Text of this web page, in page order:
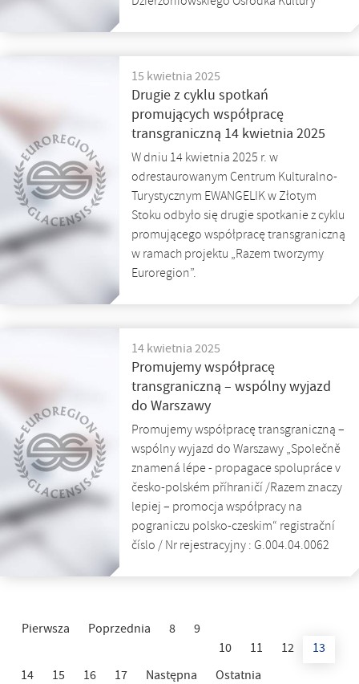
15 kwietnia 2025
Drugie z cyklu spotkań
promujących współpracę
transgraniczną 14 kwietnia 2025
W dniu 14 kwietnia 2025 r. w
odrestaurowanym Centrum Kulturalno-
Turystycznym EWANGELIK w Złotym
Stoku odbyło się drugie spotkanie z cyklu
promującego współpracę transgraniczną
w ramach projektu „Razem tworzymy
Euroregion”.
14 kwietnia 2025
Promujemy współpracę
transgraniczną – wspólny wyjazd
do Warszawy
Promujemy współpracę transgraniczną –
wspólny wyjazd do Warszawy „Společně
znamená lépe - propagace spolupráce v
česko-polském příhraničí /Razem znaczy
lepiej – promocja współpracy na
pograniczu polsko-czeskim“ registrační
číslo / Nr rejestracyjny : G.004.04.0062
Pierwsza Poprzednia 8
9
10
11 12
13
14
15 16 17 Następna Ostatnia